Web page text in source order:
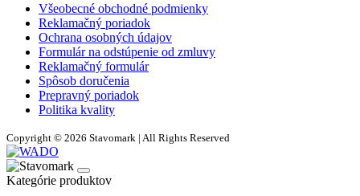
Všeobecné obchodné podmienky
Reklamačný poriadok
Ochrana osobných údajov
Formulár na odstúpenie od zmluvy
Reklamačný formulár
Spôsob doručenia
Prepravný poriadok
Politika kvality
Copyright © 2026 Stavomark | All Rights Reserved
Kategórie produktov